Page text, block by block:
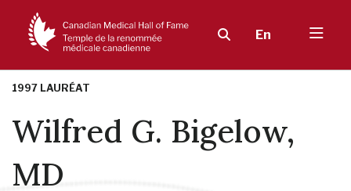
En
1997 LAURÉAT
Wilfred G. Bigelow,
MD